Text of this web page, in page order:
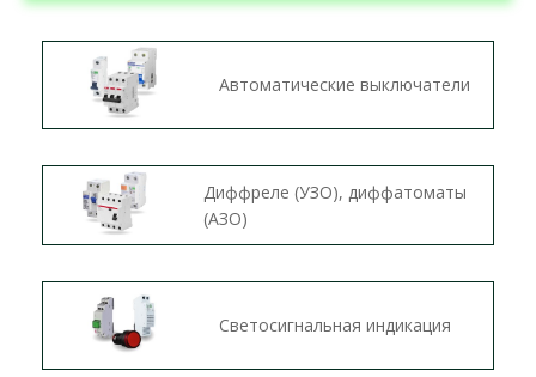
Автоматические выключатели
Диффреле (УЗО), диффатоматы
(АЗО)
Светосигнальная индикация